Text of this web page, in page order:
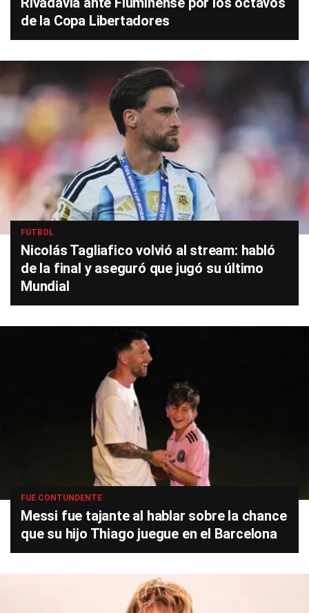
de la Copa Libertadores
FÚTBOL
Nicolás Tagliafico volvió al stream: habló
de la final y aseguró que jugó su último
Mundial
FUE CONTUNDENTE
Messi fue tajante al hablar sobre la chance
que su hijo Thiago juegue en el Barcelona